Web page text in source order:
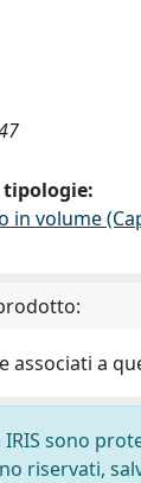
tipologie:
in volume
associati a
sono
riservati,